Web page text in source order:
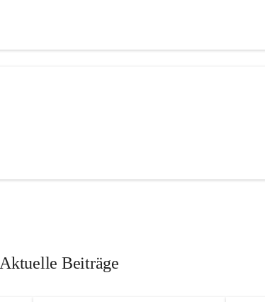
Aktuelle Beiträge